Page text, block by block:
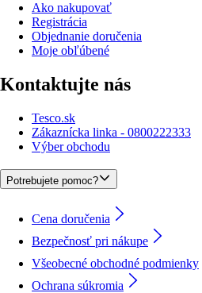
Ako nakupovať
Registrácia
Objednanie doručenia
Moje obľúbené
Kontaktujte nás
Tesco.sk
Zákaznícka linka - 0800222333
Výber obchodu
Potrebujete pomoc?
Cena doručenia
Bezpečnosť pri nákupe
Všeobecné obchodné podmienky
Ochrana súkromia